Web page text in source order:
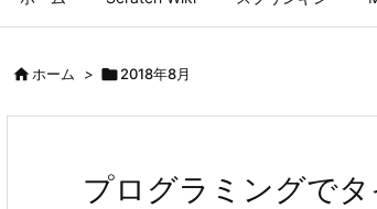
ホーム > 2018年8月
プログラミングでタ